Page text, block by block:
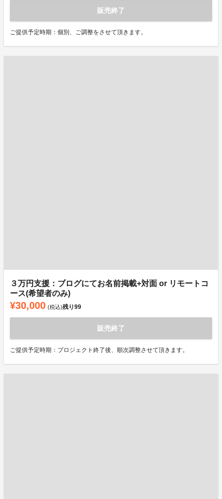
販売終了
ご提供予定時期：個別、ご調整をさせて頂きます。
３万円支援：ブログにてお名前掲載+対面 or リモートコ
ース(希望者のみ)
¥30,000 (税込)残り99
販売終了
ご提供予定時期：プロジェクト終了後、順次調整させて頂きます。